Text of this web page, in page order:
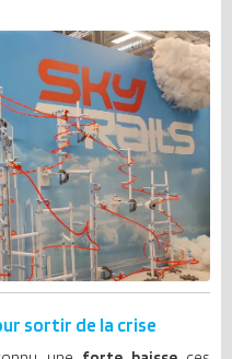
sortir de la crise